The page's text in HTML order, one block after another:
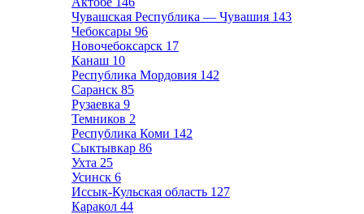
Чувашская Республика — Чувашия 143
Чебоксары 96
Новочебоксарск 17
Канаш 10
Республика Мордовия 142
Саранск 85
Рузаевка 9
Темников 2
Республика Коми 142
Сыктывкар 86
Ухта 25
Усинск 6
Иссык-Кульская область 127
Каракол 44